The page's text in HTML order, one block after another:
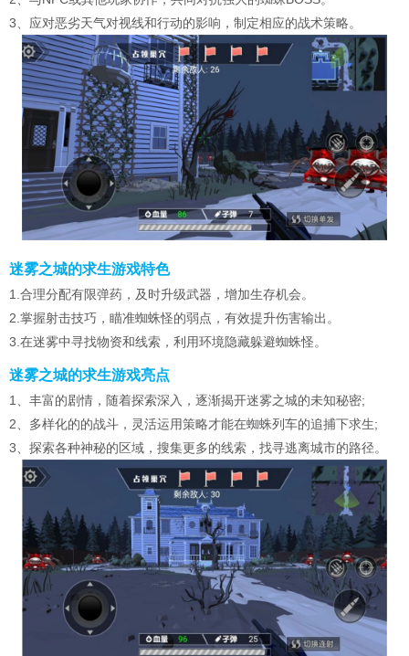
3、应对恶劣天气对视线和行动的影响，制定相应的战术策略。
迷雾之城的求生游戏特色
1.合理分配有限弹药，及时升级武器，增加生存机会。
2.掌握射击技巧，瞄准蜘蛛怪的弱点，有效提升伤害输出。
3.在迷雾中寻找物资和线索，利用环境隐藏躲避蜘蛛怪。
迷雾之城的求生游戏亮点
1、丰富的剧情，随着探索深入，逐渐揭开迷雾之城的未知秘密;
2、多样化的的战斗，灵活运用策略才能在蜘蛛列车的追捕下求生;
3、探索各种神秘的区域，搜集更多的线索，找寻逃离城市的路径。